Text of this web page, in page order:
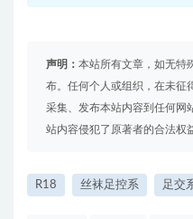
声明： 本站所有文章，如无特
布。任何个人或组织，在未征
采集、发布本站内容到任何网
站内容侵犯了原著者的合法权
R18 丝袜足控系 足交